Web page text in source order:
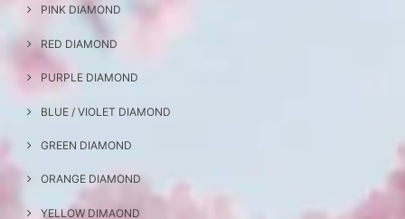
PINK DIAMOND
RED DIAMOND
PURPLE DIAMOND
BLUE / VIOLET DIAMOND
GREEN DIAMOND
ORANGE DIAMOND
YELLOW DIMAOND